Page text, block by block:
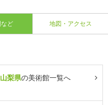
ど 地図・アクセス
山梨県の美術館一覧へ